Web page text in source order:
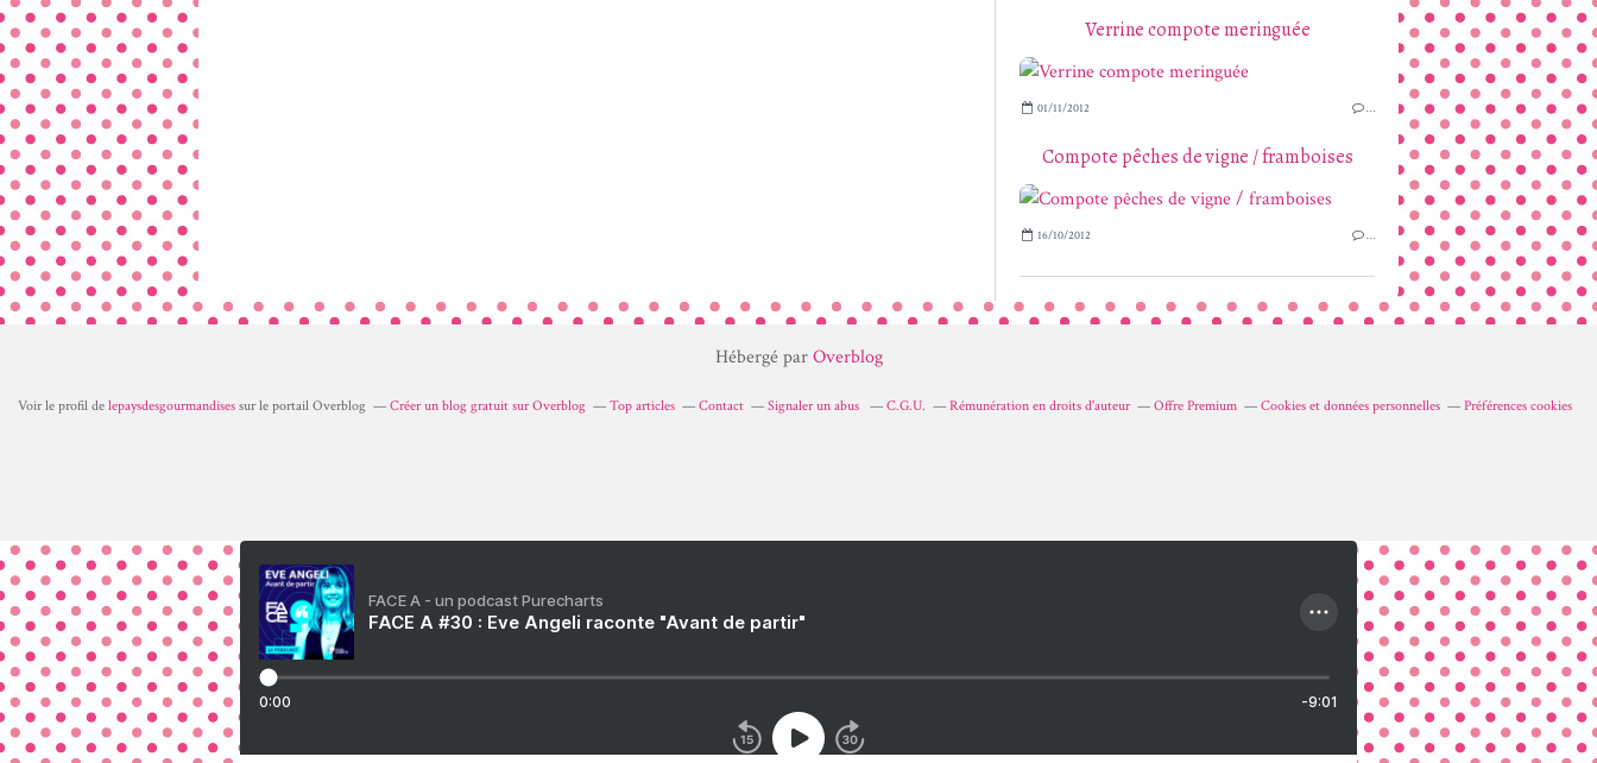
Verrine compote meringuée
01/11/2012 …
Compote pêches de vigne / framboises
16/10/2012 …
Hébergé parOverblog
Voir le profil de lepaysdesgourmandises sur le portail Overblog Créer un blog gratuit sur Overblog Top articles Contact Signaler un abus C.G.U. Rémunération en droits d'auteur Offre Premium Cookies et données personnelles Préférences cookies
FACE A - un podcast Purecharts
FACE A #30 : Eve Angeli raconte "Avant de partir"
0:00 -9:01